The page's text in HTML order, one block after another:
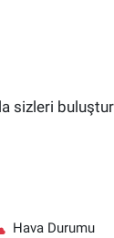
sizleri
Hava Durumu